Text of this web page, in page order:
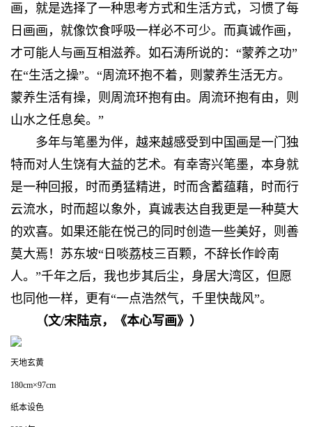
画，就是选择了一种思考方式和生活方式，习惯了每
日画画，就像饮食呼吸一样必不可少。而真诚作画，
才可能人与画互相滋养。如石涛所说的：“蒙养之功”
在“生活之操”。“周流环抱不着，则蒙养生活无方。
蒙养生活有操，则周流环抱有由。周流环抱有由，则
山水之任息矣。”
多年与笔墨为伴，越来越感受到中国画是一门独
特而对人生饶有大益的艺术。有幸寄兴笔墨，本身就
是一种回报，时而勇猛精进，时而含蓄蕴藉，时而行
云流水，时而超以象外，真诚表达自我更是一种莫大
的欢喜。如果还能在悦己的同时创造一些美好，则善
莫大焉！苏东坡“日啖荔枝三百颗，不辞长作岭南
人。”千年之后，我也步其后尘，身居大湾区，但愿
也同他一样，更有“一点浩然气，千里快哉风”。
（文/宋陆京，《本心写画》 ）
天地玄黄
180cm×97cm
纸本设色